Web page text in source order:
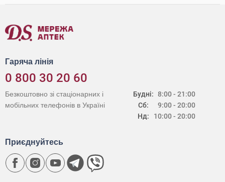
Гаряча лінія
0 800 30 20 60
Будні:
Сб:
Нд:
8:00 - 21:00
9:00 - 20:00
10:00 - 20:00
Безкоштовно зі стаціонарних і
мобільних телефонів в Україні
Приєднуйтесь